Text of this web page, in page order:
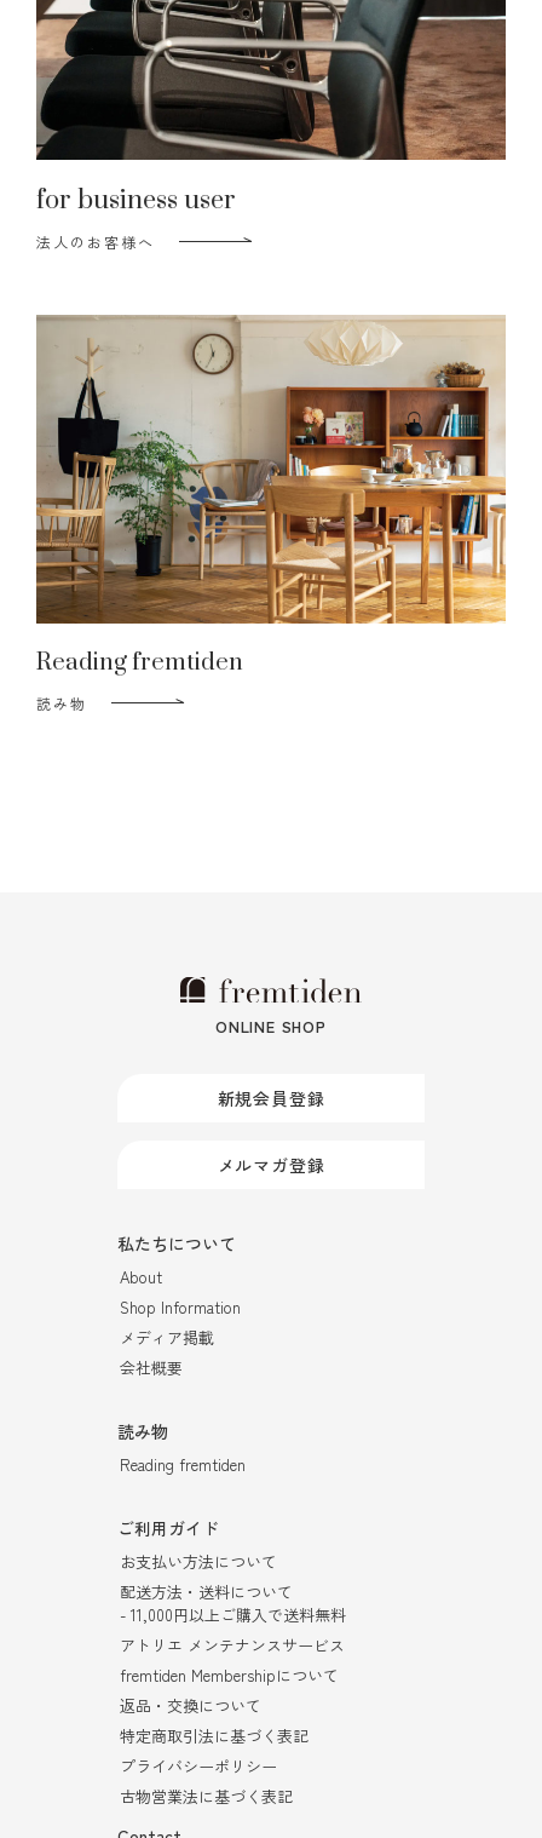
for business user
法人のお客様へ
Reading fremtiden
読み物
ONLINE SHOP
新規会員登録
メルマガ登録
私たちについて
About
Shop Information
メディア掲載
会社概要
読み物
Reading fremtiden
ご利用ガイド
お支払い方法について
配送方法・送料について
- 11,000円以上ご購入で送料無料
アトリエ メンテナンスサービス
fremtiden Membershipについて
返品・交換について
特定商取引法に基づく表記
プライバシーポリシー
古物営業法に基づく表記